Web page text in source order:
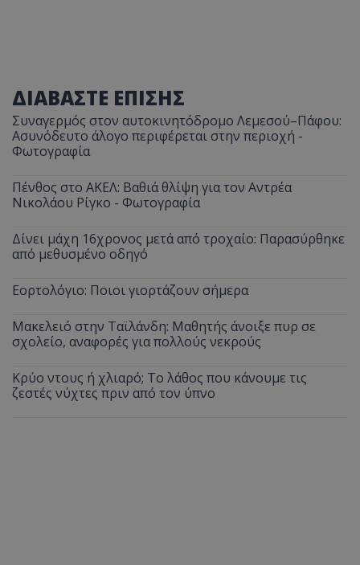
ΔΙΑΒΑΣΤΕ ΕΠΙΣΗΣ
Συναγερμός στον αυτοκινητόδρομο Λεμεσού–Πάφου:
Ασυνόδευτο άλογο περιφέρεται στην περιοχή -
Φωτογραφία
Πένθος στο ΑΚΕΛ: Βαθιά θλίψη για τον Αντρέα
Νικολάου Ρίγκο - Φωτογραφία
Δίνει μάχη 16χρονος μετά από τροχαίο: Παρασύρθηκε
από μεθυσμένο οδηγό
Εορτολόγιο: Ποιοι γιορτάζουν σήμερα
Μακελειό στην Ταϊλάνδη: Μαθητής άνοιξε πυρ σε
σχολείο, αναφορές για πολλούς νεκρούς
Κρύο ντους ή χλιαρό; Το λάθος που κάνουμε τις
ζεστές νύχτες πριν από τον ύπνο